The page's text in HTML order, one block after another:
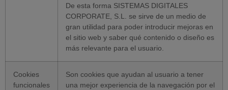
De esta forma SISTEMAS DIGITALES
CORPORATE, S.L. se sirve de un medio de
gran utilidad para poder introducir mejoras en
el sitio web y saber qué contenido o diseño es
más relevante para el usuario.
Cookies
funcionales
Son cookies que ayudan al usuario a tener
una mejor experiencia de la navegación por el